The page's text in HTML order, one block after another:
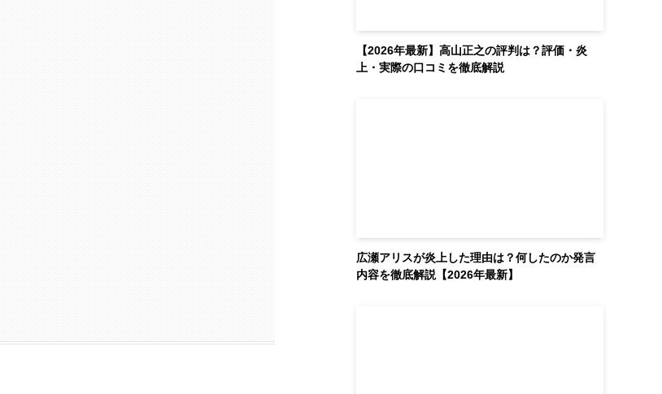
【2026年最新】高山正之の評判は？評価・炎
上・実際の口コミを徹底解説
広瀬アリスが炎上した理由は？何したのか発言
内容を徹底解説【2026年最新】